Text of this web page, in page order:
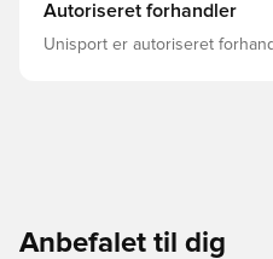
Autoriseret forhandler
Unisport er autoriseret
Anbefalet til dig